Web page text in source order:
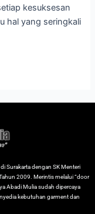
kesuksesan
hal yang seringkali
Surakarta dengan SK Menteri
2009. Merintis melalui “door
Abadi Mulia sudah dipercaya
kebutuhan garment dan